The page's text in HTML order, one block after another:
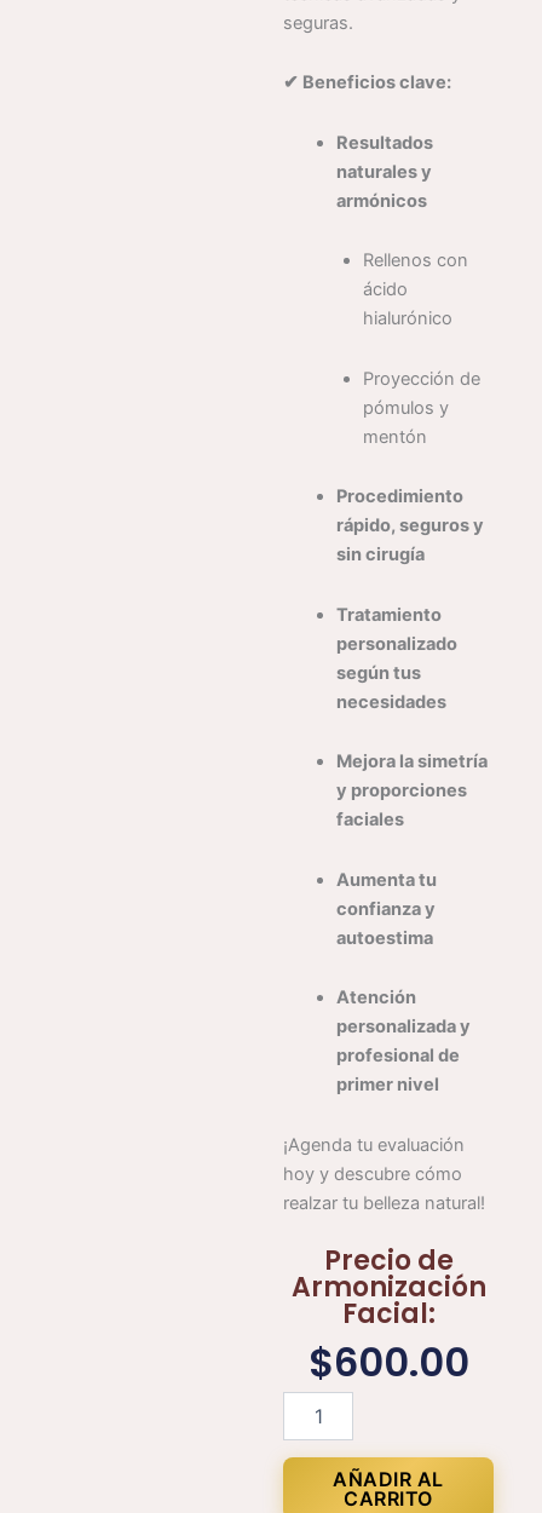
seguras.
✔ Beneficios clave:
Resultados
naturales y
armónicos
Rellenos con
ácido
hialurónico
Proyección de
pómulos y
mentón
Procedimiento
rápido, seguros y
sin cirugía
Tratamiento
personalizado
según tus
necesidades
Mejora la simetría
y proporciones
faciales
Aumenta tu
confianza y
autoestima
Atención
personalizada y
profesional de
primer nivel
¡Agenda tu evaluación
hoy y descubre cómo
realzar tu belleza natural!
Precio de
Armonización
Facial:
$600.00
Facial
AÑADIR AL
CARRITO